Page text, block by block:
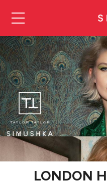
КУРСЫ И
Барберинг
Мужские стрижки
Женские стрижки
LONDON